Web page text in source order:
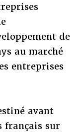
de
au marché
entreprises
avant
français sur